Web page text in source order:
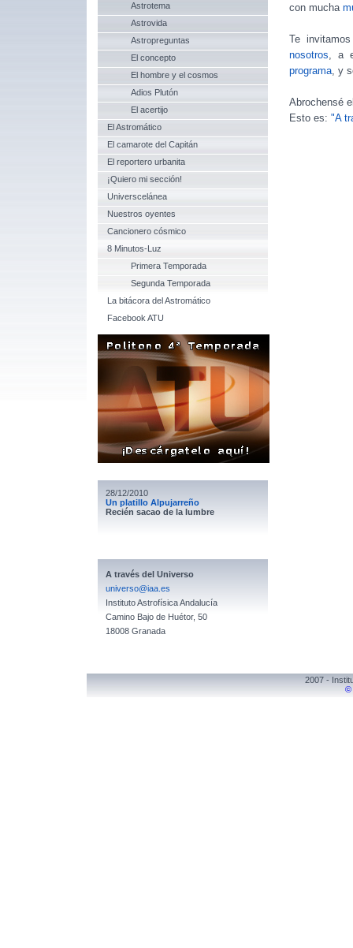
con mucha
Te
nosotros, a
programa, y
Abrochensé
Esto es: "A
Astrotema
Astrovida
Astropreguntas
El concepto
El hombre y el cosmos
Adios Plutón
El acertijo
El Astromático
El camarote del Capitán
El reportero urbanita
¡Quiero mi sección!
Universcelánea
Nuestros oyentes
Cancionero cósmico
8 Minutos-Luz
Primera Temporada
Segunda Temporada
La bitácora del Astromático
Facebook ATU
28/12/2010
Un platillo Alpujarreño
Recién sacao de la lumbre
A través del Universo
universo@iaa.es
Instituto Astrofísica Andalucía
Camino Bajo de Huétor, 50
18008 Granada
2007 -
©